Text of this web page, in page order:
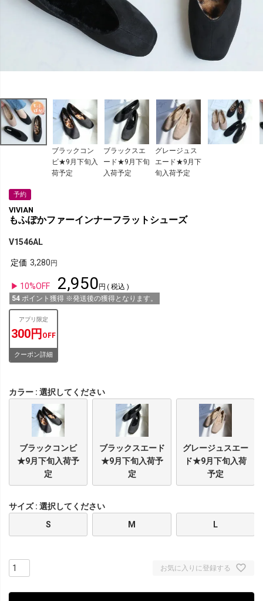
ブラックコン
ビ★9月下旬入
荷予定
ブラックスエ
ード★9月下旬
入荷予定
グレージュス
エード★9月下
旬入荷予定
予約
VIVIAN
もふぽかファーインナーフラットシューズ
V1546AL
定価 3,280
10%OFF 2,950
税込
54 ポイント獲得 ※発送後の獲得となります。
アプリ限定
300円 OFF
クーポン詳細
カラー 選択してください
ブラックコンビ
★9月下旬入荷予
定
ブラックスエード
★9月下旬入荷予
定
グレージュスエー
ド★9月下旬入荷
予定
サイズ
選択してください
S
M L
お気に入りに登録する